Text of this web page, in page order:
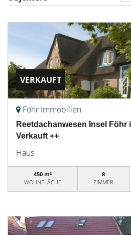
VERKAUFT
Föhr Immobilien
Reetdachanwesen Insel Föhr
Verkauft ++
Haus
450 m²
WOHNFLÄCHE
8
ZIMMER